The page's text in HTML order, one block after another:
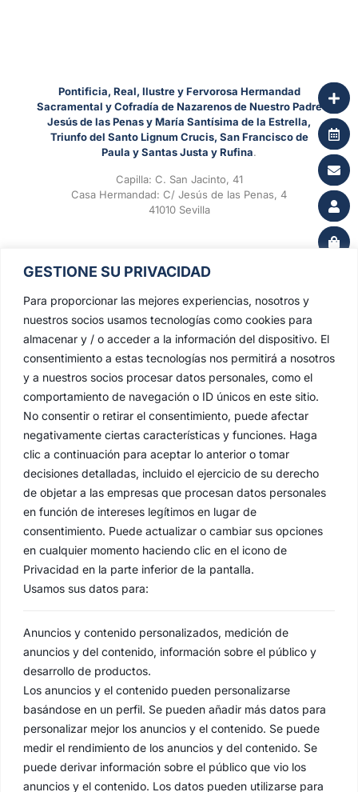
GESTIONE SU PRIVACIDAD
Para proporcionar las mejores experiencias, nosotros y
nuestros socios usamos tecnologías como cookies para
almacenar y / o acceder a la información del dispositivo. El
consentimiento a estas tecnologías nos permitirá a nosotros
y a nuestros socios procesar datos personales, como el
comportamiento de navegación o ID únicos en este sitio.
No consentir o retirar el consentimiento, puede afectar
negativamente ciertas características y funciones. Haga
clic a continuación para aceptar lo anterior o tomar
decisiones detalladas, incluido el ejercicio de su derecho
de objetar a las empresas que procesan datos personales
en función de intereses legítimos en lugar de
consentimiento. Puede actualizar o cambiar sus opciones
en cualquier momento haciendo clic en el icono de
Privacidad en la parte inferior de la pantalla.
Usamos sus datos para:
Anuncios y contenido personalizados, medición de
anuncios y del contenido, información sobre el público y
desarrollo de productos.
Los anuncios y el contenido pueden personalizarse
basándose en un perfil. Se pueden añadir más datos para
personalizar mejor los anuncios y el contenido. Se puede
medir el rendimiento de los anuncios y del contenido. Se
puede derivar información sobre el público que vio los
anuncios y el contenido. Los datos pueden utilizarse para
Pontificia, Real, Ilustre y Fervorosa Hermandad
Sacramental y Cofradía de Nazarenos de Nuestro Padre
Jesús de las Penas y María Santísima de la Estrella,
Triunfo del Santo Lignum Crucis, San Francisco de
Paula y Santas Justa y Rufina.
Capilla: C. San Jacinto, 41
Casa Hermandad: C/ Jesús de las Penas, 4
41010 Sevilla